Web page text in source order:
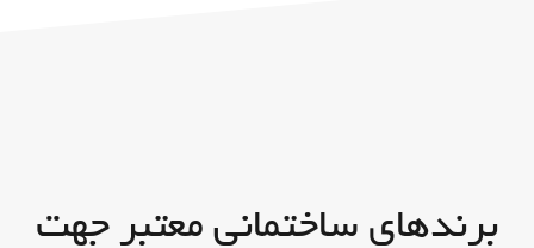
برندهای ساختمانی معتبر جهت